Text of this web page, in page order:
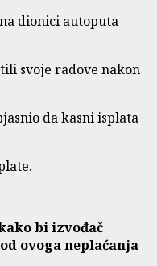
dionici autoputa
svoje radove nakon
da kasni isplata
bi izvođač
ovoga neplaćanja